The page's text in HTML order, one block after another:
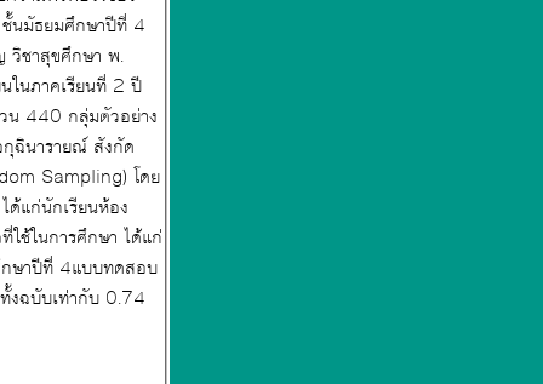
งฉบับเท่ากับ 0.74